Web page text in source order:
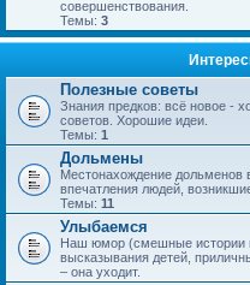
совершенствования.
Темы: 3
Полезные советы
Знания предков: всё новое -
советов. Хорошие идеи.
Темы: 1
Дольмены
Местонахождение дольменов
впечатления людей,
Темы: 11
Улыбаемся
Наш юмор (смешные истории
высказывания детей,
– она уходит.